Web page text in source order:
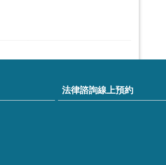
法律諮詢線上預約